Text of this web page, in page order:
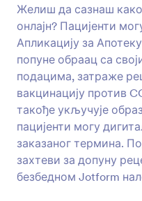
Желиш да сазнаш
онлајн? Пацијенти
Апликацију за
попуне обраац са
подацима, затраже
вакцинацију против
такође укључује
пацијенти могу
заказаног термина.
захтеви за допуну
безбедном Jotform